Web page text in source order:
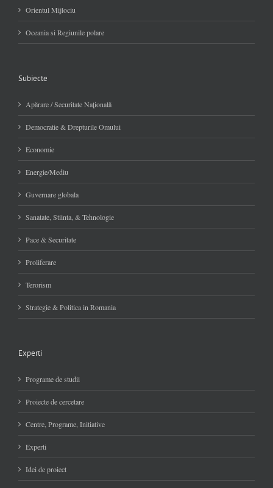
Orientul Mijlociu
Oceania si Regiunile polare
Subiecte
Apărare / Securitate Naţională
Democratie & Drepturile Omului
Economie
Energie/Mediu
Guvernare globala
Sanatate, Stiinta, & Tehnologie
Pace & Securitate
Proliferare
Terorism
Strategie & Politica in Romania
Experti
Programe de studii
Proiecte de cercetare
Centre, Programe, Initiative
Experti
Idei de proiect